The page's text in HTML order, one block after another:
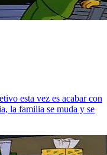
esta vez es acabar con
la familia se muda y se